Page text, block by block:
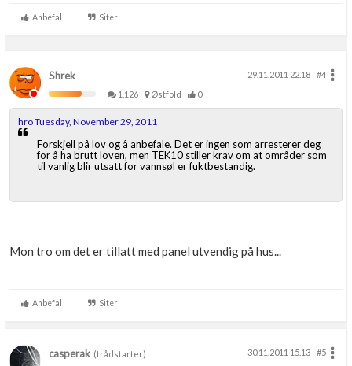
Anbefal Siter
Shrek 29.11.2011 22.18
#4
1,126
Østfold 0
hro Tuesday, November 29, 2011
Forskjell på lov og å anbefale. Det er ingen som arresterer deg
for å ha brutt loven, men TEK10 stiller krav om at områder som
til vanlig blir utsatt for vannsøl er fuktbestandig.
Mon tro om det er tillatt med panel utvendig på hus...
Anbefal Siter
casperak (trådstarter) 30.11.2011 15.13
#5